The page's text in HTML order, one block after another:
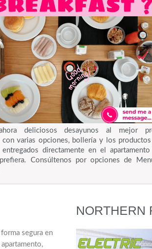
deliciosos desayunos al mejor
con varias opciones, bollería y los productos
directamente en el
Consúltenos por opciones de
NORTHERN
segura en